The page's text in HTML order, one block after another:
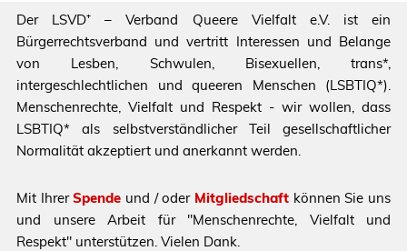
Der LSVD⁺ – Verband Queere Vielfalt e.V. ist ein
Bürgerrechtsverband und vertritt Interessen und Belange
von Lesben, Schwulen, Bisexuellen, trans*,
intergeschlechtlichen und queeren Menschen (LSBTIQ*).
Menschenrechte, Vielfalt und Respekt - wir wollen, dass
LSBTIQ* als selbstverständlicher Teil gesellschaftlicher
Normalität akzeptiert und anerkannt werden.
Mit IhrerSpende und / oder Mitgliedschaft können Sie uns
und unsere Arbeit für "Menschenrechte, Vielfalt und
Respekt" unterstützen. Vielen Dank.